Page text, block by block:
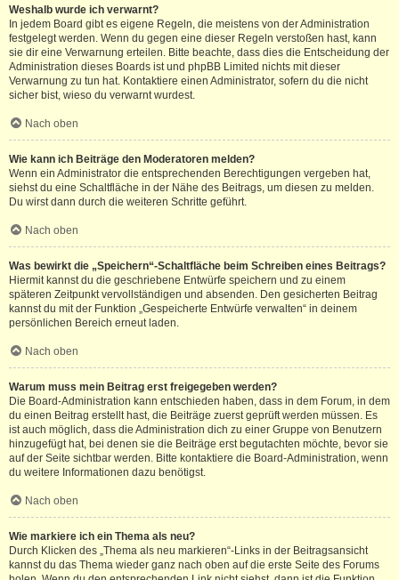
Weshalb wurde ich verwarnt?
In jedem Board gibt es eigene Regeln, die meistens von der Administration
festgelegt werden. Wenn du gegen eine dieser Regeln verstoßen hast, kann
sie dir eine Verwarnung erteilen. Bitte beachte, dass dies die Entscheidung der
Administration dieses Boards ist und phpBB Limited nichts mit dieser
Verwarnung zu tun hat. Kontaktiere einen Administrator, sofern du die nicht
sicher bist, wieso du verwarnt wurdest.
Nach oben
Wie kann ich Beiträge den Moderatoren melden?
Wenn ein Administrator die entsprechenden Berechtigungen vergeben hat,
siehst du eine Schaltfläche in der Nähe des Beitrags, um diesen zu melden.
Du wirst dann durch die weiteren Schritte geführt.
Nach oben
Was bewirkt die „Speichern“-Schaltfläche beim Schreiben eines Beitrags?
Hiermit kannst du die geschriebene Entwürfe speichern und zu einem
späteren Zeitpunkt vervollständigen und absenden. Den gesicherten Beitrag
kannst du mit der Funktion „Gespeicherte Entwürfe verwalten“ in deinem
persönlichen Bereich erneut laden.
Nach oben
Warum muss mein Beitrag erst freigegeben werden?
Die Board-Administration kann entschieden haben, dass in dem Forum, in dem
du einen Beitrag erstellt hast, die Beiträge zuerst geprüft werden müssen. Es
ist auch möglich, dass die Administration dich zu einer Gruppe von Benutzern
hinzugefügt hat, bei denen sie die Beiträge erst begutachten möchte, bevor sie
auf der Seite sichtbar werden. Bitte kontaktiere die Board-Administration, wenn
du weitere Informationen dazu benötigst.
Nach oben
Wie markiere ich ein Thema als neu?
Durch Klicken des „Thema als neu markieren“-Links in der Beitragsansicht
kannst du das Thema wieder ganz nach oben auf die erste Seite des Forums